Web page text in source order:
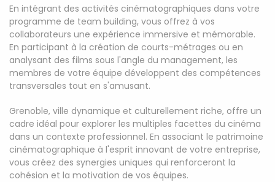
En intégrant des activités cinématographiques dans votre
programme de team building, vous offrez à vos
collaborateurs une expérience immersive et mémorable.
En participant à la création de courts-métrages ou en
analysant des films sous l'angle du management, les
membres de votre équipe développent des compétences
transversales tout en s'amusant.
Grenoble, ville dynamique et culturellement riche, offre un
cadre idéal pour explorer les multiples facettes du cinéma
dans un contexte professionnel. En associant le patrimoine
cinématographique à l'esprit innovant de votre entreprise,
vous créez des synergies uniques qui renforceront la
cohésion et la motivation de vos équipes.